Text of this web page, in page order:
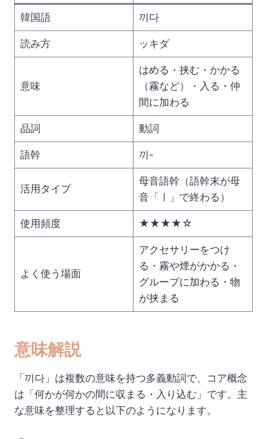
韓国語 끼다
読み方 ッキダ
意味
はめる・挟む・かかる
（霧など）・入る・仲
間に加わる
品詞 動詞
語幹 끼-
活用タイプ
母音語幹（語幹末が母
音「ㅣ」で終わる）
使用頻度 ★★★★☆
よく使う場面
アクセサリーをつけ
る・霧や煙がかかる・
グループに加わる・物
が挟まる
意味解説
「끼다」は複数の意味を持つ多義動詞で、コア概念
は「何かが何かの間に収まる・入り込む」です。主
な意味を整理すると以下のようになります。